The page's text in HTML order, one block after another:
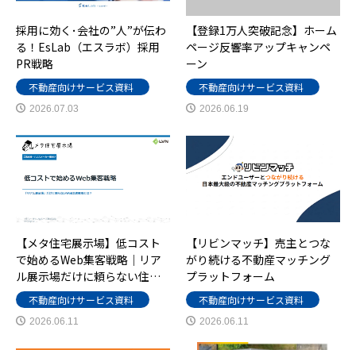
採用に効く･会社の”人”が伝わ
る！EsLab（エスラボ）採用
PR戦略
不動産向けサービス資料
2026.07.03
【登録1万人突破記念】ホーム
ページ反響率アップキャンペ
ーン
不動産向けサービス資料
2026.06.19
【メタ住宅展示場】低コスト
で始めるWeb集客戦略｜リア
ル展示場だけに頼らない住…
不動産向けサービス資料
2026.06.11
【リビンマッチ】売主とつな
がり続ける不動産マッチング
プラットフォーム
不動産向けサービス資料
2026.06.11